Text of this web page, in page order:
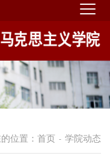
位置： 首页 - 学院动态